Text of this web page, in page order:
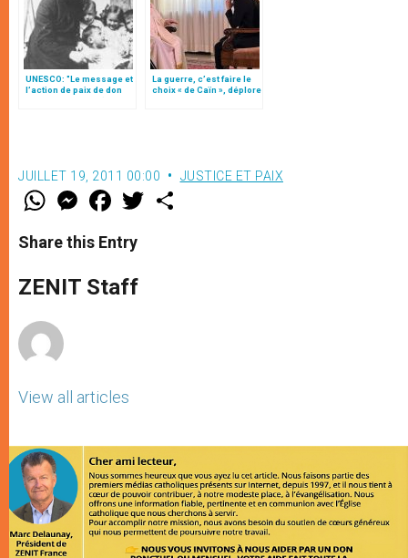
UNESCO: "Le message et
l’action de paix de don
La guerre, c’est faire le
choix « de Caïn », déplore
JUILLET 19, 2011 00:00 JUSTICE ET PAIX
W
t
s
p
p
M
e
s
e
g
e
F
a
e
b
o
k
w
Share this Entry
ZENIT Staff
View all articles